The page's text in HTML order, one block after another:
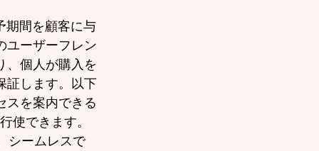
期間を顧客に与
ユーザーフレン
、個人が購入を
証します。以下
スを案内できる
使できます。
シームレスで